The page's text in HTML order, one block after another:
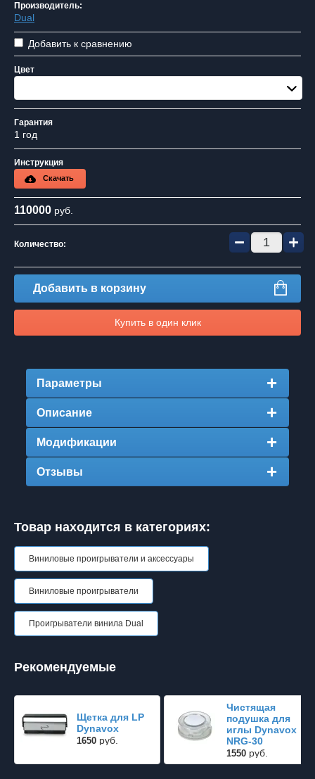
Производитель:
Dual
Добавить к сравнению
Цвет
Гарантия
1 год
Инструкция
Скачать
110000 руб.
Количество: − +
Добавить в корзину
Купить в один клик
Параметры
Описание
Модификации
Отзывы
Товар находится в категориях:
Виниловые проигрыватели и аксессуары
Виниловые проигрыватели
Проигрыватели винила Dual
Рекомендуемые
Щетка для LP
Dynavox
1650 руб.
Чистящая
подушка для
иглы Dynavox
NRG-30
1550 руб.